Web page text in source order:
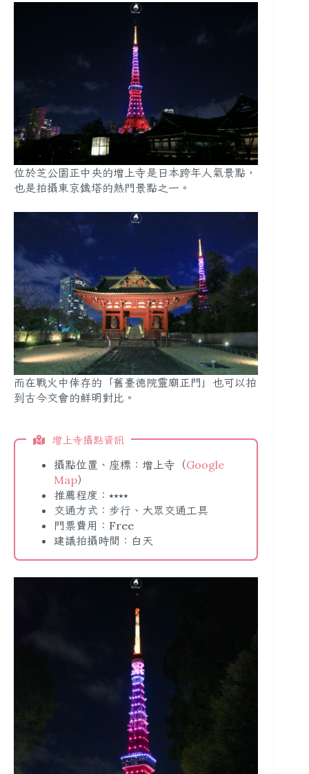
位於芝公園正中央的增上寺是日本跨年人氣景點，
也是拍攝東京鐵塔的熱門景點之一。
而在戰火中倖存的「舊臺德院靈廟正門」也可以拍
到古今交會的鮮明對比。
增上寺攝點資訊
攝點位置、座標：增上寺（Google
Map）
推薦程度：⭑⭑⭑⭑
交通方式：步行、大眾交通工具
門票費用：Free
建議拍攝時間：白天